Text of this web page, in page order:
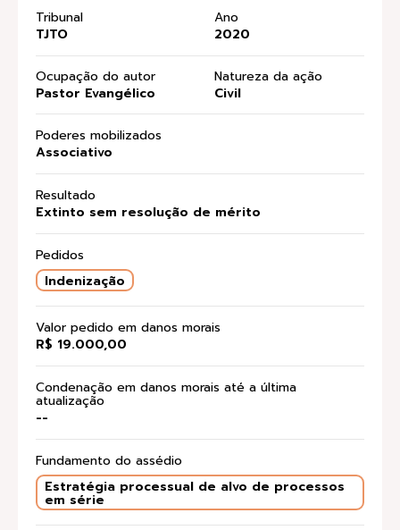
Tribunal
TJTO
Ano
2020
Ocupação do autor
Pastor Evangélico
Natureza da ação
Civil
Poderes mobilizados
Associativo
Resultado
Extinto sem resolução de mérito
Pedidos
Indenização
Valor pedido em danos morais
R$ 19.000,00
Condenação em danos morais até a última
atualização
--
Fundamento do assédio
Estratégia processual de alvo de processos
em série